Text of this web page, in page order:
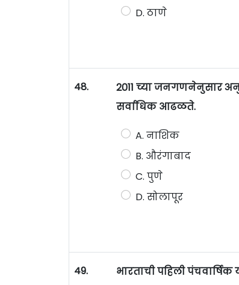
D. ठाणे
48.
2011 च्या जनगणनेनुसार
सर्वाधिक आढळते.
A. नाशिक
B. औरंगाबाद
C. पुणे
D. सोलापूर
49. भारताची पहिली